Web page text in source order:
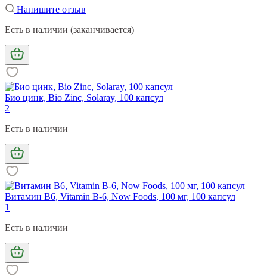
Напишите отзыв
Есть в наличии (заканчивается)
Био цинк, Bio Zinc, Solaray, 100 капсул
2
Есть в наличии
Витамин В6, Vitamin B-6, Now Foods, 100 мг, 100 капсул
1
Есть в наличии